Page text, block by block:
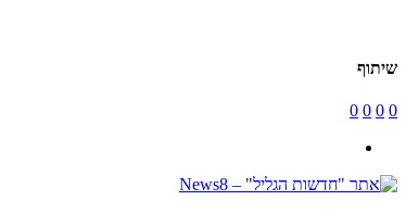
שיתוף
0
0
0
0